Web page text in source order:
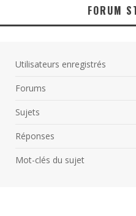
FORUM
Utilisateurs enregistrés
Forums
Sujets
Réponses
Mot-clés du sujet